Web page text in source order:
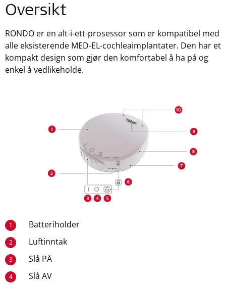
Oversikt
RONDO er en alt-i-ett-prosessor som er kompatibel med
alle eksisterende MED-EL-cochleaimplantater. Den har et
kompakt design som gjør den komfortabel å ha på og
enkel å vedlikeholde.
1 Batteriholder
2 Luftinntak
3 Slå PÅ
4 Slå AV